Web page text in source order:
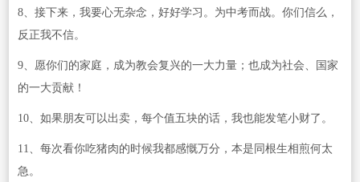
8、接下来，我要心无杂念，好好学习。为中考而战。你们信么，
反正我不信。
9、愿你们的家庭，成为教会复兴的一大力量；也成为社会、国家
的一大贡献！
10、如果朋友可以出卖，每个值五块的话，我也能发笔小财了。
11、每次看你吃猪肉的时候我都感慨万分，本是同根生相煎何太
急。